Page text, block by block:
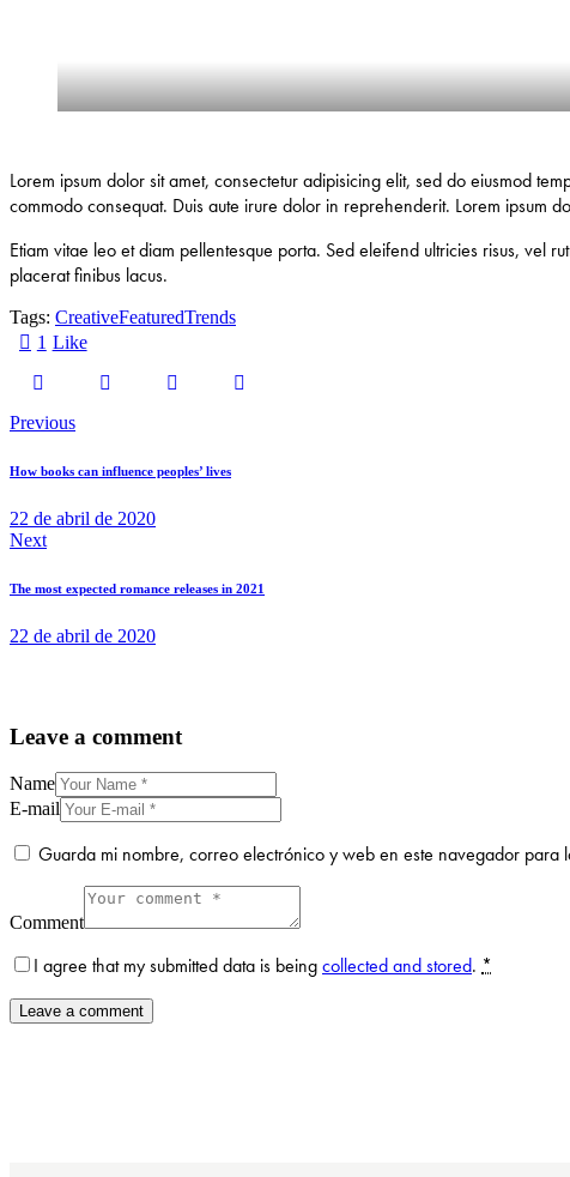
Lorem ipsum dolor sit amet, consectetur adipisicing elit, sed do eiusmod
commodo consequat. Duis aute irure dolor in reprehenderit. Lorem ipsum
Etiam vitae leo et diam pellentesque porta. Sed eleifend ultricies risus, vel
placerat finibus lacus.
Tags: CreativeFeaturedTrends
1 Like
Previous
How books can influence peoples’ lives
22 de abril de 2020
Next
The most expected romance releases in 2021
22 de abril de 2020
Leave a comment
Name
E-mail
Guarda mi nombre, correo electrónico y web en este navegador para
Comment
I agree that my submitted data is beingcollected and stored. *